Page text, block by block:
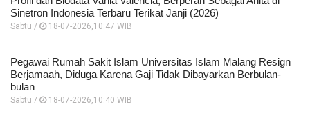
Sinetron Indonesia Terbaru Terikat Janji (2026)
Sabtu / 18-07-2026,10:47 WIB
Pegawai Rumah Sakit Islam Universitas Islam Malang Resign
Berjamaah, Diduga Karena Gaji Tidak Dibayarkan Berbulan-
bulan
Sabtu / 18-07-2026,10:40 WIB